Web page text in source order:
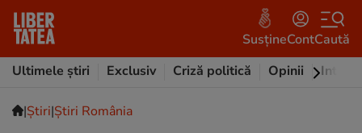
SusțineContCaută
Ultimele știri
Exclusiv Criză politică Opinii
|Ştiri|Știri România